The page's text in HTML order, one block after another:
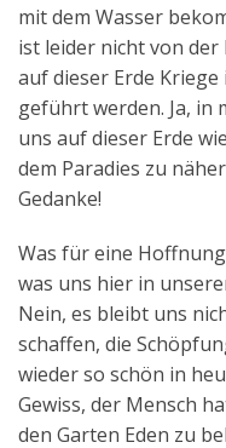
mit dem Wasser
ist leider nicht von
auf dieser Erde
geführt werden. Ja, in
uns auf dieser Erde
dem Paradies zu
Gedanke!
Was für eine
was uns hier in
Nein, es bleibt uns
schaffen, die
wieder so schön in
Gewiss, der Mensch
den Garten Eden zu